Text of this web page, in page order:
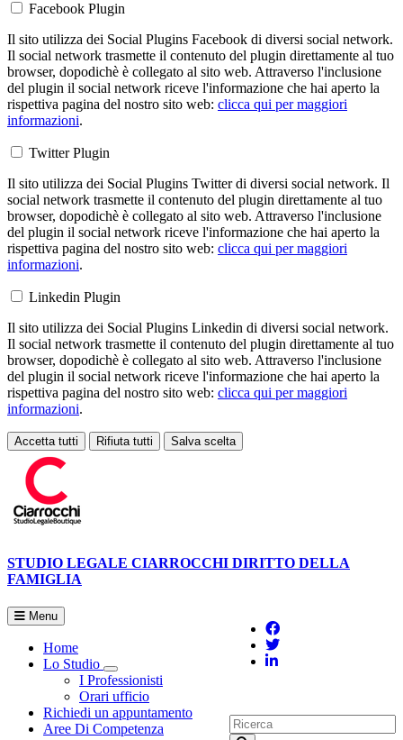
Facebook Plugin
Il sito utilizza dei Social Plugins Facebook di diversi social network.
Il social network trasmette il contenuto del plugin direttamente al tuo
browser, dopodichè è collegato al sito web. Attraverso l'inclusione
del plugin il social network riceve l'informazione che hai aperto la
rispettiva pagina del nostro sito web: clicca qui per maggiori
informazioni.
Twitter Plugin
Il sito utilizza dei Social Plugins Twitter di diversi social network. Il
social network trasmette il contenuto del plugin direttamente al tuo
browser, dopodichè è collegato al sito web. Attraverso l'inclusione
del plugin il social network riceve l'informazione che hai aperto la
rispettiva pagina del nostro sito web: clicca qui per maggiori
informazioni.
Linkedin Plugin
Il sito utilizza dei Social Plugins Linkedin di diversi social network.
Il social network trasmette il contenuto del plugin direttamente al tuo
browser, dopodichè è collegato al sito web. Attraverso l'inclusione
del plugin il social network riceve l'informazione che hai aperto la
rispettiva pagina del nostro sito web: clicca qui per maggiori
informazioni.
Accetta tutti Rifiuta tutti Salva scelta
Loading...
STUDIO LEGALE CIARROCCHI DIRITTO DELLA
FAMIGLIA
Menu
Home
Lo Studio
Toggle Dropdown
I Professionisti
Orari ufficio
Richiedi un appuntamento
Aree Di Competenza